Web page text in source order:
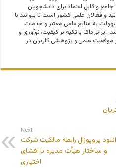
و قابل اعتماد برای دانشجویان،
و فعالان علمی کشور است تا بتوانند با
به منابع علمی معتبر و خدمات
با تکیه بر کیفیت، نوآوری و
علمی و پژوهشی کاربران در
Next
پروپوزال رابطه مالکیت شرکت
و ساختار هیأت مدیره با افشای
اختیاری